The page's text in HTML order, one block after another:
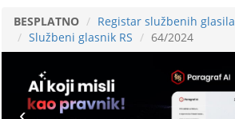
BESPLATNO
Registar službenih glasila
Službeni glasnik RS
64/2024